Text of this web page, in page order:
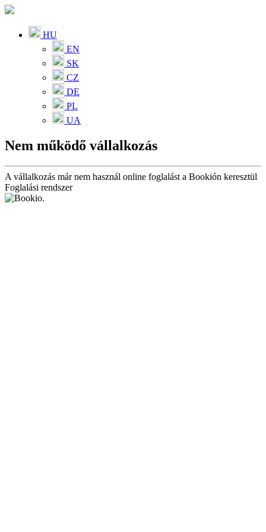
HU
EN
SK
CZ
DE
PL
UA
Nem működő vállalkozás
A vállalkozás már nem használ online foglalást a Bookión keresztül
Foglalási rendszer